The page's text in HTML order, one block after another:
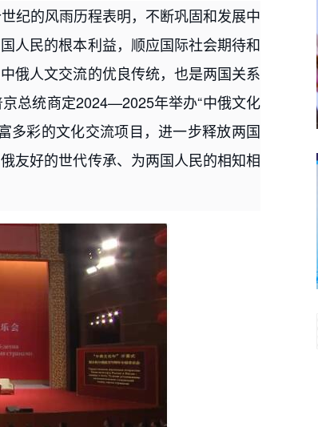
纪的风雨历程表明，不断巩固和发展中
人民的根本利益，顺应国际社会期待和
俄人文交流的优良传统，也是两国关系
总统商定2024—2025年举办“中俄文化
多彩的文化交流项目，进一步释放两国
友好的世代传承、为两国人民的相知相